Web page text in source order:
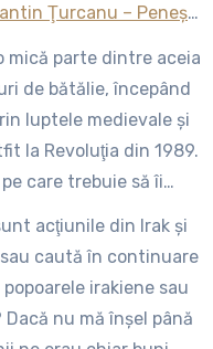
Ţurcanu – Peneş
ocupaţie (
în slujbă ţării pentru a
de stat naţional unitar
mică parte dintre aceia
de bătălie, începând
luptele medievale şi
la Revoluţia din 1989.
care trebuie să îi
a mai avut niciun
apere de o agresiune
de operaţiuni doar
acţiunile din Irak şi
caută în continuare
irakiene sau
nu mă înşel până